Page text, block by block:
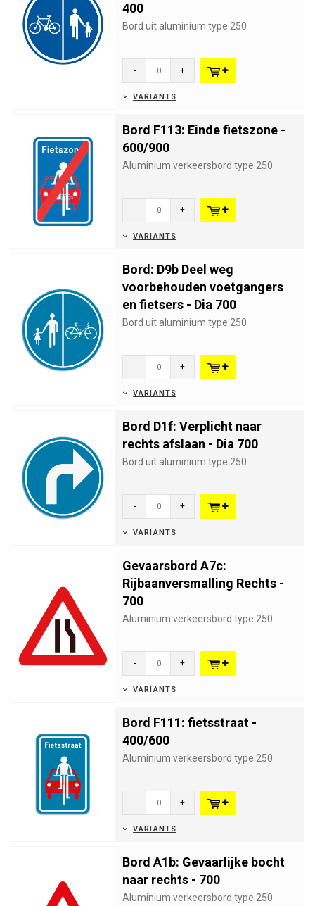
400
Bord uit aluminium type 250
- +
VARIANTS
Bord F113: Einde fietszone -
600/900
Aluminium verkeersbord type 250
- +
VARIANTS
Bord: D9b Deel weg
voorbehouden voetgangers
en fietsers - Dia 700
Bord uit aluminium type 250
- +
VARIANTS
Bord D1f: Verplicht naar
rechts afslaan - Dia 700
Bord uit aluminium type 250
- +
VARIANTS
Gevaarsbord A7c:
Rijbaanversmalling Rechts -
700
Aluminium verkeersbord type 250
- +
VARIANTS
Bord F111: fietsstraat -
400/600
Aluminium verkeersbord type 250
- +
VARIANTS
Bord A1b: Gevaarlijke bocht
naar rechts - 700
Aluminium verkeersbord type 250